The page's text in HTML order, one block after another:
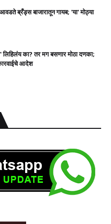
ब्रँड्स बाजारातून गायब; 'या' मोठ्या
लिहिलंय का? तर मग बसणार मोठा दणका;
आदेश